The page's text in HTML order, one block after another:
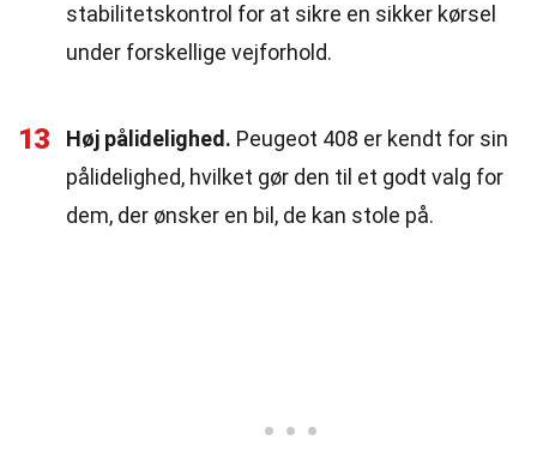
stabilitetskontrol for at sikre en sikker kørsel
under forskellige vejforhold.
13 Høj pålidelighed. Peugeot 408 er kendt for sin
pålidelighed, hvilket gør den til et godt valg for
dem, der ønsker en bil, de kan stole på.